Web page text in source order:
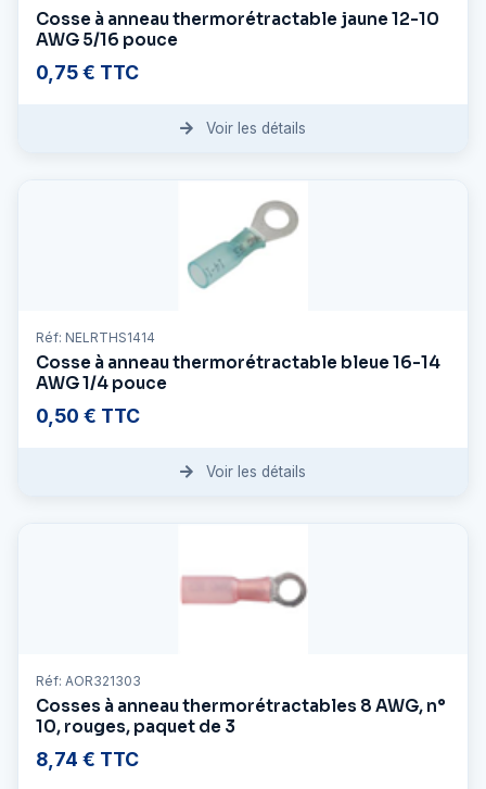
Cosse à anneau thermorétractable jaune 12-10
AWG 5/16 pouce
0,75 € TTC
Voir les détails
Réf: NELRTHS1414
Cosse à anneau thermorétractable bleue 16-14
AWG 1/4 pouce
0,50 € TTC
Voir les détails
Réf: AOR321303
Cosses à anneau thermorétractables 8 AWG, n°
10, rouges, paquet de 3
8,74 € TTC